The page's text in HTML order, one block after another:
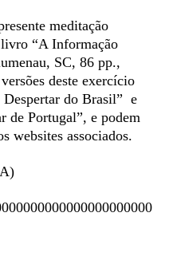
meditação
“A Informação
SC, 86 pp.,
deste exercício
do Brasil” e
de Portugal”, e podem
websites associados.